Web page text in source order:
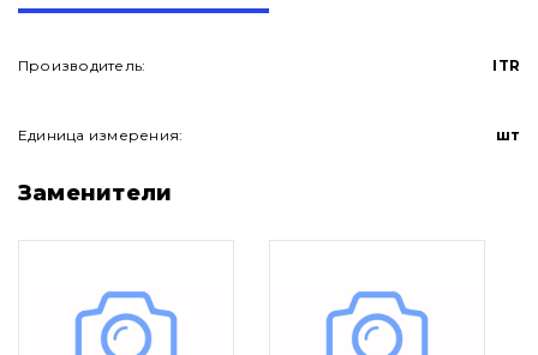
О нас
Вакансии
Производитель: ITR
Единица измерения: шт
Заменители